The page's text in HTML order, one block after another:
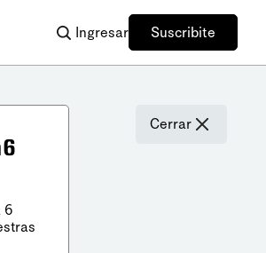
Ingresar Suscribite
Cerrar
6